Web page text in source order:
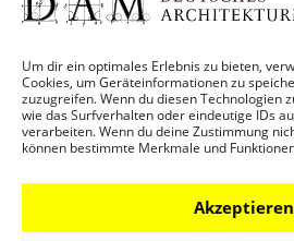
Um dir ein optimales Erlebnis zu bieten,
Cookies, um Geräteinformationen zu
zuzugreifen. Wenn du diesen Technologien
wie das Surfverhalten oder eindeutige IDs
verarbeiten. Wenn du deine Zustimmung
können bestimmte Merkmale und
Akzeptieren
Juli Dieser Monat
Kalender
BESUCH